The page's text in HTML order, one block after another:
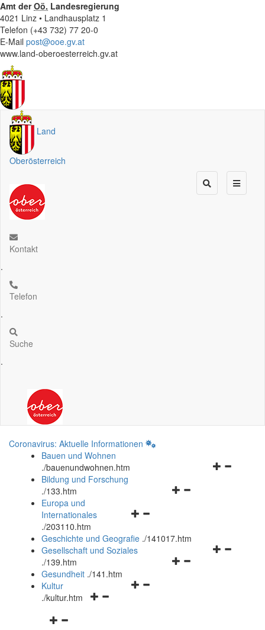
Amt derOö. Landesregierung
4021 Linz • Landhausplatz 1
Telefon (+43 732) 77 20-0
E-Mail post@ooe.gv.at
www.land-oberoesterreich.gv.at
Land
Oberösterreich
Kontakt
.
Telefon
.
Suche
.
Coronavirus: Aktuelle Informationen
Bauen und Wohnen
./bauenundwohnen.htm
Navigationsmenü
Bildung und Forschung
./133.htm
Navigationsmenü
und
schließen
Europa und
Internationales
./203110.htm
Geschichte und Geografie ./141017.htm
Navigationsmenü
Gesellschaft und Soziales
./139.htm
Navigationsmenü
Gesundheit ./141.htm
Navigationsmenü
Kultur
./kultur.htm
Navigationsmenü